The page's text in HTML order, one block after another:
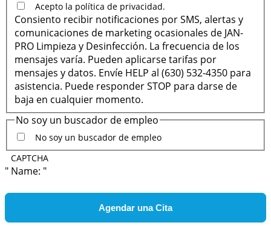
Acepto la política de privacidad.
Consiento recibir notificaciones por SMS, alertas y
comunicaciones de marketing ocasionales de JAN-
PRO Limpieza y Desinfección. La frecuencia de los
mensajes varía. Pueden aplicarse tarifas por
mensajes y datos. Envíe HELP al (630) 532-4350 para
asistencia. Puede responder STOP para darse de
baja en cualquier momento.
No soy un buscador de empleo
No soy un buscador de empleo
CAPTCHA
" Name: "